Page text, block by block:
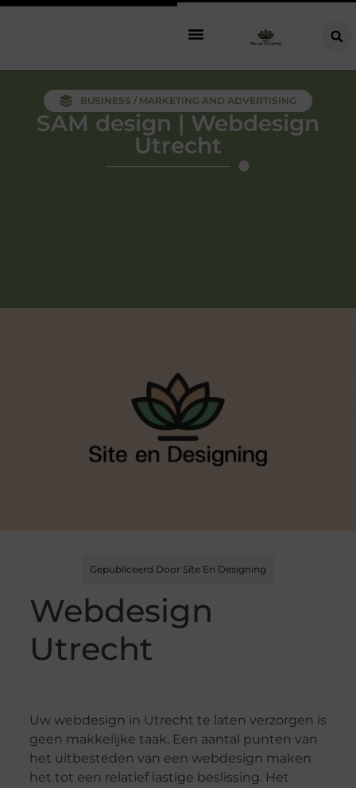
BUSINESS / MARKETING AND ADVERTISING
SAM design | Webdesign
Utrecht
Gepubliceerd Door Site En Designing
Webdesign
Utrecht
Uw webdesign in Utrecht te laten verzorgen is
geen makkelijke taak. Een aantal punten van
het uitbesteden van een webdesign maken
het tot een relatief lastige beslissing. Het